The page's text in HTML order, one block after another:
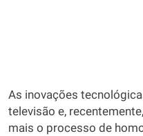
As inovações
televisão e,
mais o processo de